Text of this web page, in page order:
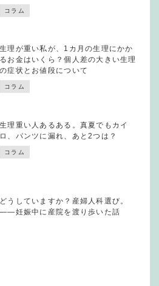
コラム
生理が重い私が、1カ月の生理にかか
るお金はいくら？個人差の大きい生理
の症状とお値段について
コラム
生理重い人あるある。真夏でもカイ
ロ、パンツに漏れ、あと2つは？
コラム
どうしていますか？産婦人科選び。
——妊娠中に産院を渡り歩いた話